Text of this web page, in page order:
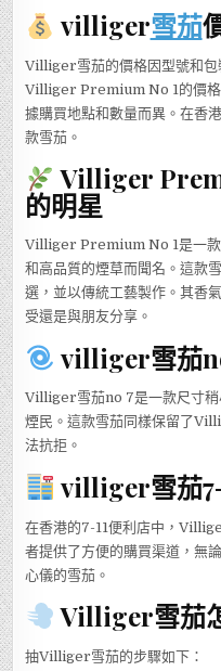
villiger雪茄
Villiger雪茄的價格因型號和包
Villiger Premium No 1的價
據購買地點和數量而異。在香
款雪茄。
Villiger
的明星
Villiger Premium No 1是一款
和高品質的煙草而聞名。這款
選，並以傳統工藝製作。其香
受還是與朋友分享。
villiger雪茄
Villiger雪茄no 7是一款尺寸稍
煙民。這款雪茄同樣保留了
法抗拒。
villiger雪茄
在香港的7-11便利店中，
者提供了方便的購買渠道，無
心儀的雪茄。
Villiger雪茄
抽Villiger雪茄的步驟如下：